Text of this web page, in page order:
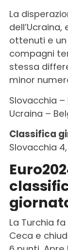
La
ottenuti e un
compagni
stessa
minor
Slovacchia –
Ucraina –
Classifica
Slovacchia
La Turchia
Ceca e